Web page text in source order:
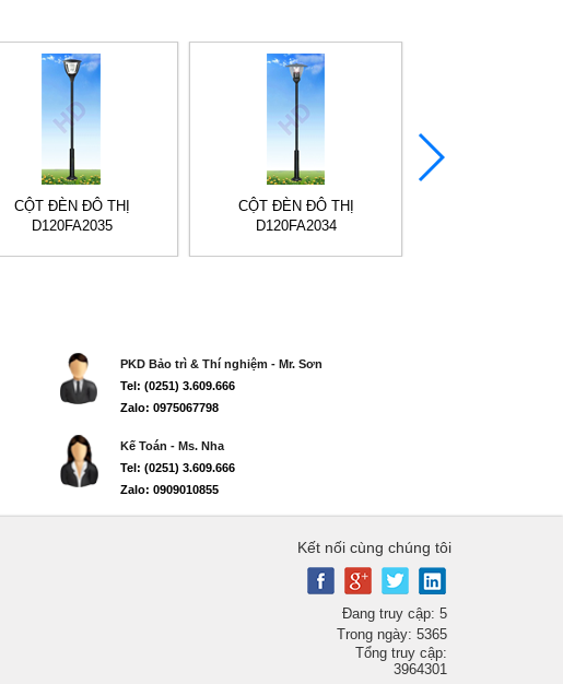
CỘT ĐÈN ĐÔ THỊ
D120FA2035
CỘT ĐÈN ĐÔ THỊ
D120FA2034
PKD Bảo trì & Thí nghiệm - Mr. Sơn
Tel: (0251) 3.609.666
Zalo: 0975067798
Kế Toán - Ms. Nha
Tel: (0251) 3.609.666
Zalo: 0909010855
Kết nối cùng chúng tôi
Đang truy cập: 5
Trong ngày: 5365
Tổng truy cập:
3964301